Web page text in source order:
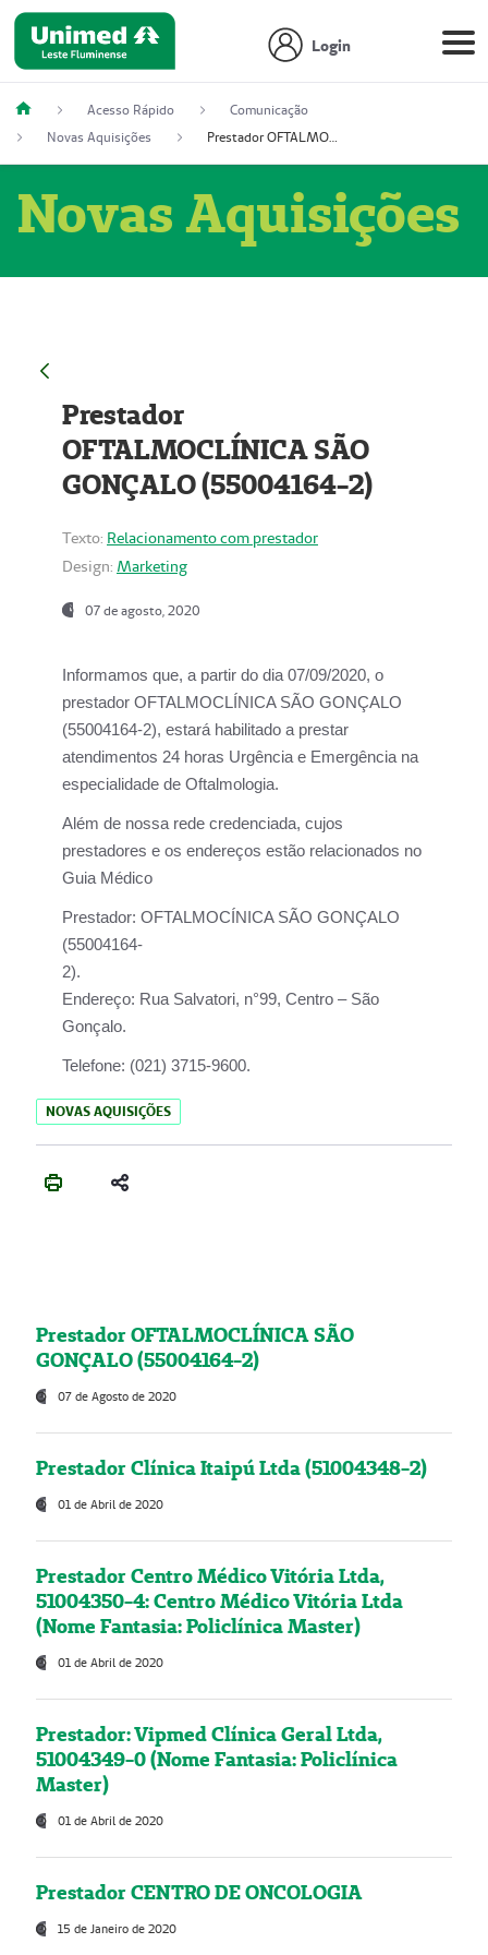
Login
Acesso Rápido
Comunicação
Novas Aquisições
Prestador OFTALMOCLÍNICA SÃO GONÇALO (55004164-2)
Novas Aquisições
Prestador
OFTALMOCLÍNICA SÃO
GONÇALO (55004164-2)
Texto: Relacionamento com prestador
Design: Marketing
07 de agosto, 2020
Informamos que, a partir do dia07/09/2020, o
prestador OFTALMOCLÍNICA SÃO GONÇALO
(55004164-2), estará habilitado a prestar
atendimentos 24 horas Urgência e Emergência na
especialidade de Oftalmologia.
Além de nossa rede credenciada, cujos
prestadores e os endereços estão relacionados no
Guia Médico
Prestador: OFTALMOCÍNICA SÃO GONÇALO
(55004164-
2).
Endereço: Rua Salvatori, n°99, Centro – São
Gonçalo.
Telefone: (021) 3715-9600.
NOVAS AQUISIÇÕES
Prestador OFTALMOCLÍNICA SÃO
GONÇALO (55004164-2)
07 de Agosto de 2020
Prestador Clínica Itaipú Ltda (51004348-2)
01 de Abril de 2020
Prestador Centro Médico Vitória Ltda,
51004350-4: Centro Médico Vitória Ltda
(Nome Fantasia: Policlínica Master)
01 de Abril de 2020
Prestador: Vipmed Clínica Geral Ltda,
51004349-0 (Nome Fantasia: Policlínica
Master)
01 de Abril de 2020
Prestador CENTRO DE ONCOLOGIA
15 de Janeiro de 2020